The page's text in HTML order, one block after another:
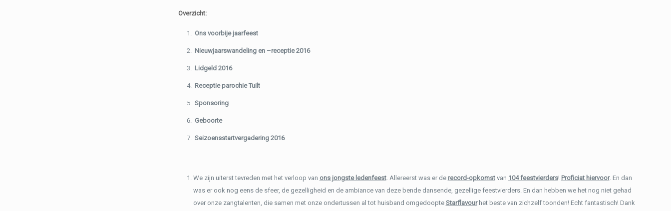
Overzicht:
Ons voorbije jaarfeest
Nieuwjaarswandeling en –receptie 2016
Lidgeld 2016
Receptie parochie Tuilt
Sponsoring
Geboorte
Seizoensstartvergadering 2016
We zijn uiterst tevreden met het verloop van ons jongste ledenfeest. Allereerst was er de record-opkomstvan 104 feestvierders! Proficiat hiervoor. En dan
was er ook nog eens de sfeer, de gezelligheid en de ambiance van deze bende dansende, gezellige feestvierders. En dan hebben we het nog niet gehad
over onze zangtalenten, die samen met onze ondertussen al tot huisband omgedoopte Starflavourhet beste van zichzelf toonden! Echt fantastisch! Dank